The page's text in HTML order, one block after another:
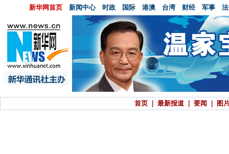
新华网首页 新闻中心 时政 国际 港澳 台湾 财经 军事
首页 最新报道 要闻 图